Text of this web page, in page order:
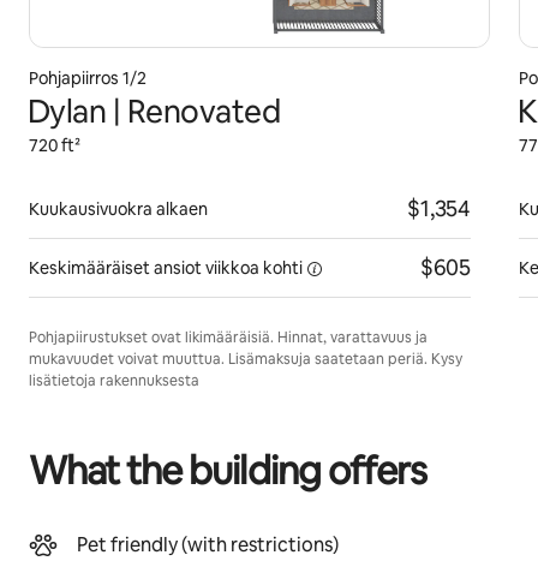
Pohjapiirros 1/2
Dylan | Renovated
720 ft²
Kuukausivuokra alkaen $1,354
Keskimääräiset ansiot viikkoa kohti $605
Pohjapiirustukset ovat likimääräisiä. Hinnat, varattavuus ja
mukavuudet voivat muuttua. Lisämaksuja saatetaan periä. Kysy
lisätietoja rakennuksesta
What the building offers
Pet friendly (with restrictions)